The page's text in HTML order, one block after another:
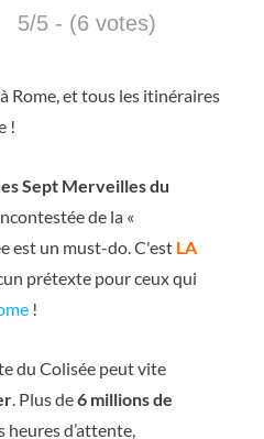
5/5 - (6 votes)
Rome, et tous les itinéraires
!
Sept Merveilles du
de la «
est un must-do. C'est LA
prétexte pour ceux qui
!
du Colisée peut vite
. Plus de6 millions de
heures d’attente,